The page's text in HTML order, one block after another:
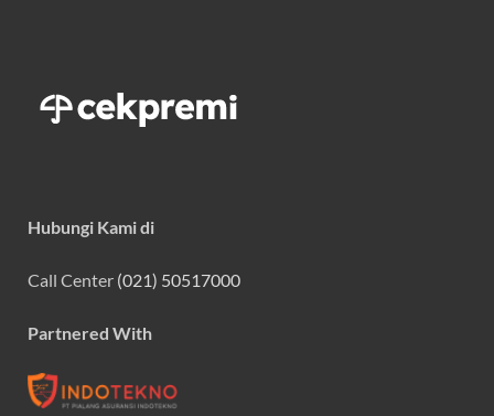
Hubungi Kami di
Call Center (021) 50517000
Partnered With